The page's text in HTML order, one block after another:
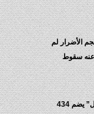
الأضرار لم
عنه سقوط
جدير بالذكر أن فندق “حيات ريجنسي تشرشل” يضم 434